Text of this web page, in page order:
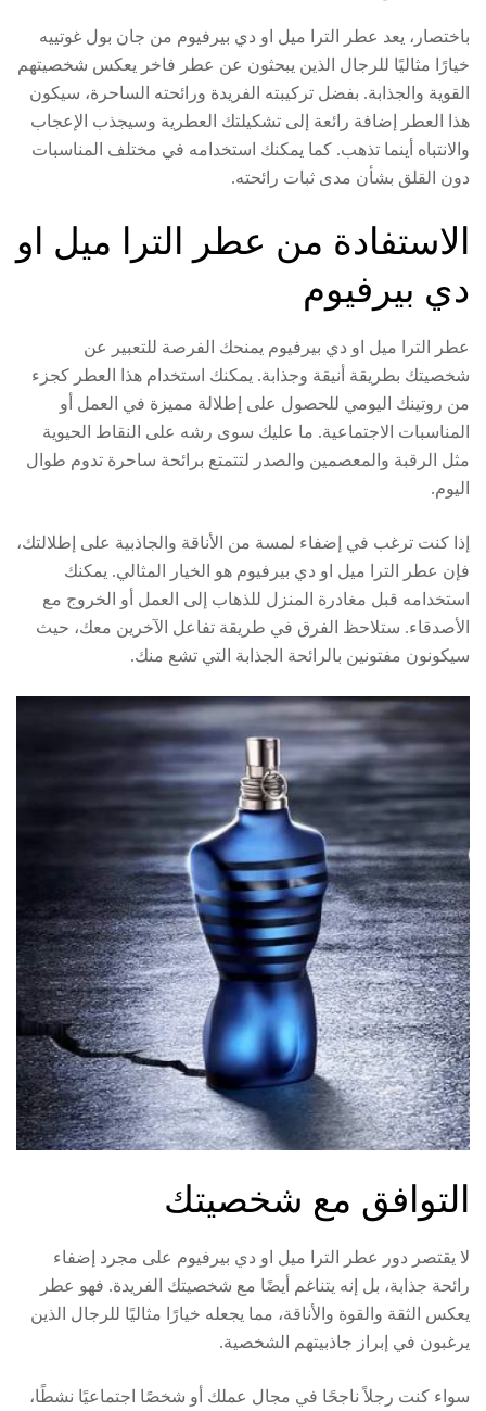
باختصار، يعد عطر الترا ميل او دي بيرفيوم من جان بول غوتييه
خيارًا مثاليًا للرجال الذين يبحثون عن عطر فاخر يعكس شخصيتهم
القوية والجذابة. بفضل تركيبته الفريدة ورائحته الساحرة، سيكون
هذا العطر إضافة رائعة إلى تشكيلتك العطرية وسيجذب الإعجاب
والانتباه أينما تذهب. كما يمكنك استخدامه في مختلف المناسبات
دون القلق بشأن مدى ثبات رائحته.
الاستفادة من عطر الترا ميل او
دي بيرفيوم
عطر الترا ميل او دي بيرفيوم يمنحك الفرصة للتعبير عن
شخصيتك بطريقة أنيقة وجذابة. يمكنك استخدام هذا العطر كجزء
من روتينك اليومي للحصول على إطلالة مميزة في العمل أو
المناسبات الاجتماعية. ما عليك سوى رشه على النقاط الحيوية
مثل الرقبة والمعصمين والصدر لتتمتع برائحة ساحرة تدوم طوال
اليوم.
إذا كنت ترغب في إضفاء لمسة من الأناقة والجاذبية على إطلالتك،
فإن عطر الترا ميل او دي بيرفيوم هو الخيار المثالي. يمكنك
استخدامه قبل مغادرة المنزل للذهاب إلى العمل أو الخروج مع
الأصدقاء. ستلاحظ الفرق في طريقة تفاعل الآخرين معك، حيث
سيكونون مفتونين بالرائحة الجذابة التي تشع منك.
التوافق مع شخصيتك
لا يقتصر دور عطر الترا ميل او دي بيرفيوم على مجرد إضفاء
رائحة جذابة، بل إنه يتناغم أيضًا مع شخصيتك الفريدة. فهو عطر
يعكس الثقة والقوة والأناقة، مما يجعله خيارًا مثاليًا للرجال الذين
يرغبون في إبراز جاذبيتهم الشخصية.
سواء كنت رجلاً ناجحًا في مجال عملك أو شخصًا اجتماعيًا نشطًا،